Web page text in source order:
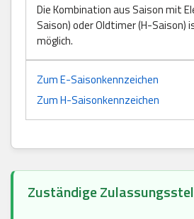
Die Kombination aus Saison mit
Saison) oder Oldtimer (H-Saison)
möglich.
Zum E-Saisonkennzeichen
Zum H-Saisonkennzeichen
Zuständige